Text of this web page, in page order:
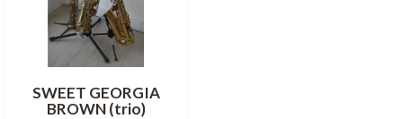
SWEET GEORGIA
BROWN (trio)